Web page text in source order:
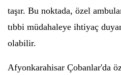
taşır. Bu noktada, özel
tıbbi müdahaleye ihtiyaç
olabilir.
Afyonkarahisar Çobanlar'da